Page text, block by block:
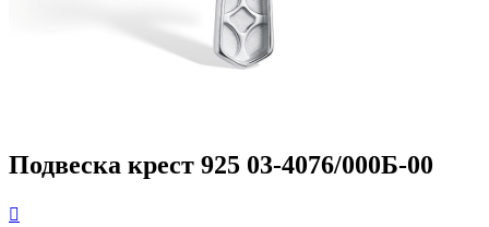
Подвеска крест 925 03-4076/000Б-00
